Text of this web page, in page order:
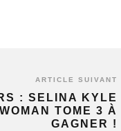
ARTICLE SUIVANT
: SELINA KYLE
TOME 3 À
GAGNER !